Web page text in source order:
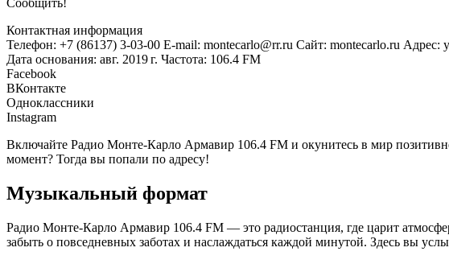
Контактная информация
Телефон: +7 (86137) 3-03-00 E-mail: montecarlo@rr.ru Сайт: montecarlo.ru
Дата основания: авг. 2019 г. Частота: 106.4 FM
Facebook
ВКонтакте
Одноклассники
Instagram
Включайте Радио Монте-Карло Армавир 106.4 FM и окунитесь в мир
момент? Тогда вы попали по адресу!
Музыкальный формат
Радио Монте-Карло Армавир 106.4 FM — это радиостанция, где царит
забыть о повседневных заботах и наслаждаться каждой минутой. Здесь вы